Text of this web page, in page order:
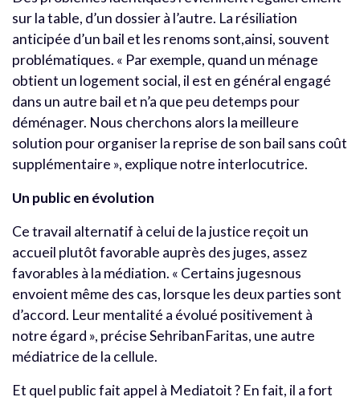
sur la table, d’un dossier à l’autre. La résiliation
anticipée d’un bail et les renoms sont,ainsi, souvent
problématiques. « Par exemple, quand un ménage
obtient un logement social, il est en général engagé
dans un autre bail et n’a que peu detemps pour
déménager. Nous cherchons alors la meilleure
solution pour organiser la reprise de son bail sans coût
supplémentaire », explique notre interlocutrice.
Un public en évolution
Ce travail alternatif à celui de la justice reçoit un
accueil plutôt favorable auprès des juges, assez
favorables à la médiation. « Certains jugesnous
envoient même des cas, lorsque les deux parties sont
d’accord. Leur mentalité a évolué positivement à
notre égard », précise SehribanFaritas, une autre
médiatrice de la cellule.
Et quel public fait appel à Mediatoit ? En fait, il a fort